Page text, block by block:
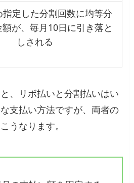
指定した分割回数に均等分
が、毎月10日に引き落と
しされる
、リボ払いと分割払いはい
支払い方法ですが、両者の
うなります。